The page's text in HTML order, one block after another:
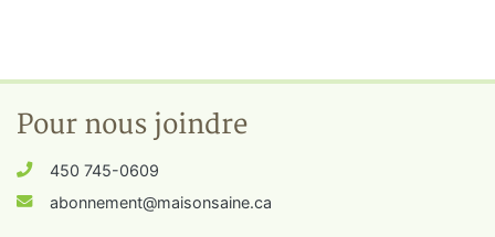
Pour nous joindre
450 745-0609
abonnement@maisonsaine.ca